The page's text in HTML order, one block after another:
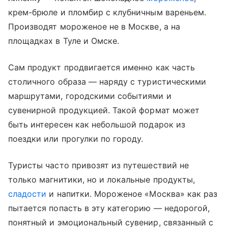
крем-брюле и пломбир с клубничным вареньем.
Производят мороженое не в Москве, а на
площадках в Туле и Омске.
Сам продукт продвигается именно как часть
столичного образа — наряду с туристическими
маршрутами, городскими событиями и
сувенирной продукцией. Такой формат может
быть интересен как небольшой подарок из
поездки или прогулки по городу.
Туристы часто привозят из путешествий не
только магнитики, но и локальные продукты,
сладости и напитки. Мороженое «Москва» как раз
пытается попасть в эту категорию — недорогой,
понятный и эмоциональный сувенир, связанный с